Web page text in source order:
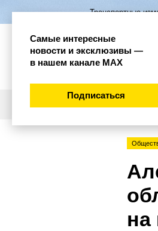
Транспортные
Самые интересные
новости и эксклюзивы —
в нашем канале МАХ
Подписаться